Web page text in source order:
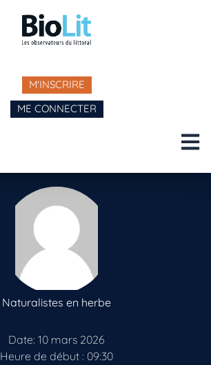
M'INSCRIRE
ME CONNECTER
Naturalistes en herbe
Date: 10 mars 2026
Heure de début : 09:30